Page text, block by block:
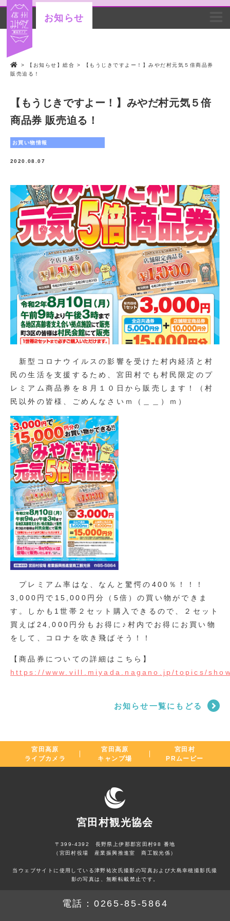
お知らせ
> 【お知らせ】総合 >
【もうじきですよー！】みやだ村元気５倍商品券
販売迫る！
【もうじきですよー！】みやだ村元気５倍
商品券 販売迫る！
お買い物情報
2020.08.07
新型コロナウイルスの影響を受けた村内経済と村
民の生活を支援するため、宮田村でも村民限定のプ
レミアム商品券を８月１０日から販売します！（村
民以外の皆様、ごめんなさいｍ（＿＿）ｍ）
プレミアム率はな、なんと驚愕の400％！！！
3,000円で15,000円分（5倍）の買い物ができま
す。しかも1世帯２セット購入できるので、２セット
買えば24,000円分もお得に♪村内でお得にお買い物
をして、コロナを吹き飛ばそう！！
【商品券についての詳細はこちら】
https://www.vill.miyada.nagano.jp/topics/
お知らせ一覧にもどる
宮田高原
ライブカメラ
宮田高原
キャンプ場
宮田村
PRムービー
宮田村観光協会
〒399-4392 長野県上伊那郡宮田村98 番地
（宮田村役場 産業振興推進室 商工観光係）
当ウェブサイトに使用している津野祐次氏撮影の写真および大島幸穂撮影氏撮
影の写真は、無断転載禁止です。
電話： 0265-85-5864